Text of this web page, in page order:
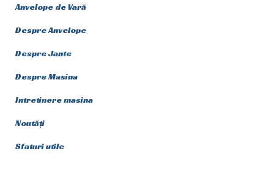
Anvelope de Vară
Despre Anvelope
Despre Jante
Despre Masina
Intretinere masina
Noutăți
Sfaturi utile